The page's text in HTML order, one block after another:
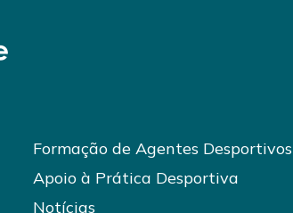
Formação de Agentes Desportivos
Apoio à Prática Desportiva
Notícias